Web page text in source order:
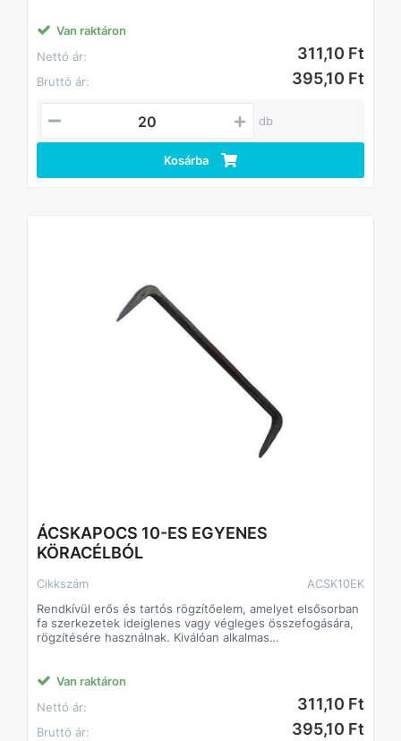
A köracél alapanyag nagy szilárdságot biztosít, így a
kapocs nem deformálódik terhelés alatt, és hosszú
élettartamot garantál még kültéri körülmények között is.
Anyaga: köracél
Nagy szilárdság és ellenálló képesség
Könnyen beüthető, stabil rögzítést biztosít
Alkalmas ácsmunkákhoz, faszerkezetekhez,
építkezésekhez
Van raktáron
Nettó ár:
311,10 Ft
Bruttó ár: 395,10 Ft
db
Kosárba
ÁCSKAPOCS 10-ES EGYENES
KÖRACÉLBÓL
Cikkszám
ACSK10EK
Rendkívül erős és tartós rögzítőelem, amelyet elsősorban
fa szerkezetek ideiglenes vagy végleges összefogására,
rögzítésére használnak. Kiválóan alkalmas
A köracél alapanyag nagy szilárdságot biztosít, így a
kapocs nem deformálódik terhelés alatt, és hosszú
élettartamot garantál még kültéri körülmények között is.
Anyaga: köracél
Van raktáron
Nettó ár:
311,10 Ft
Bruttó ár: 395,10 Ft